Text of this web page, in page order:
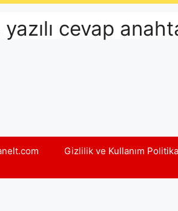
cevap
Gizlilik ve Kullanım